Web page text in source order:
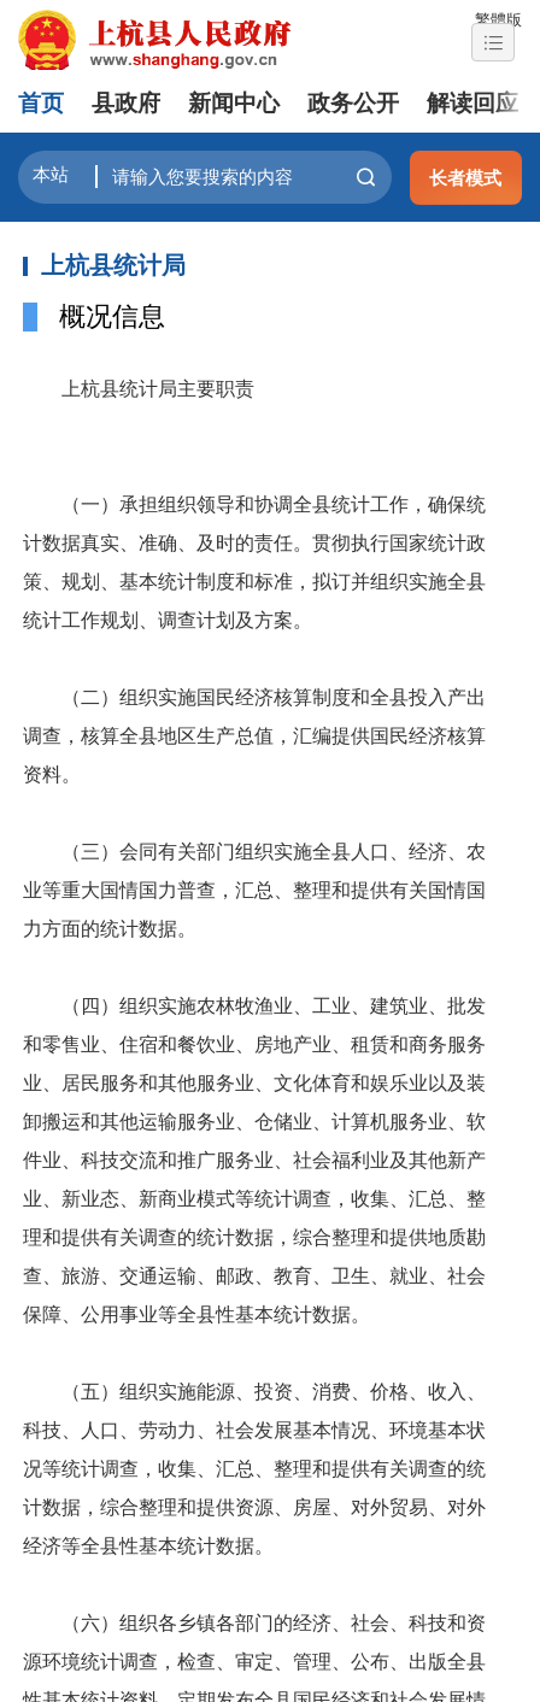
繁體版
首页 县政府 新闻中心 政务公开 解读回应
长者模式
上杭县统计局
概况信息
上杭县统计局主要职责
（一）承担组织领导和协调全县统计工作，确保统
计数据真实、准确、及时的责任。贯彻执行国家统计政
策、规划、基本统计制度和标准，拟订并组织实施全县
统计工作规划、调查计划及方案。
（二）组织实施国民经济核算制度和全县投入产出
调查，核算全县地区生产总值，汇编提供国民经济核算
资料。
（三）会同有关部门组织实施全县人口、经济、农
业等重大国情国力普查，汇总、整理和提供有关国情国
力方面的统计数据。
（四）组织实施农林牧渔业、工业、建筑业、批发
和零售业、住宿和餐饮业、房地产业、租赁和商务服务
业、居民服务和其他服务业、文化体育和娱乐业以及装
卸搬运和其他运输服务业、仓储业、计算机服务业、软
件业、科技交流和推广服务业、社会福利业及其他新产
业、新业态、新商业模式等统计调查，收集、汇总、整
理和提供有关调查的统计数据，综合整理和提供地质勘
查、旅游、交通运输、邮政、教育、卫生、就业、社会
保障、公用事业等全县性基本统计数据。
（五）组织实施能源、投资、消费、价格、收入、
科技、人口、劳动力、社会发展基本情况、环境基本状
况等统计调查，收集、汇总、整理和提供有关调查的统
计数据，综合整理和提供资源、房屋、对外贸易、对外
经济等全县性基本统计数据。
（六）组织各乡镇各部门的经济、社会、科技和资
源环境统计调查，检查、审定、管理、公布、出版全县